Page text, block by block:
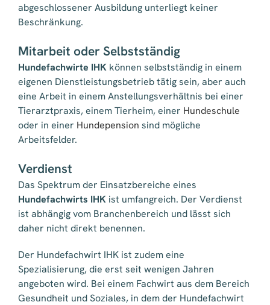
abgeschlossener Ausbildung unterliegt keiner
Beschränkung.
Mitarbeit oder Selbstständig
Hundefachwirte IHK können selbstständig in einem
eigenen Dienstleistungsbetrieb tätig sein, aber auch
eine Arbeit in einem Anstellungsverhältnis bei einer
Tierarztpraxis, einem Tierheim, einer Hundeschule
oder in einer Hundepension sind mögliche
Arbeitsfelder.
Verdienst
Das Spektrum der Einsatzbereiche eines
Hundefachwirts IHK ist umfangreich. Der Verdienst
ist abhängig vom Branchenbereich und lässt sich
daher nicht direkt benennen.
Der Hundefachwirt IHK ist zudem eine
Spezialisierung, die erst seit wenigen Jahren
angeboten wird. Bei einem Fachwirt aus dem Bereich
Gesundheit und Soziales, in dem der Hundefachwirt